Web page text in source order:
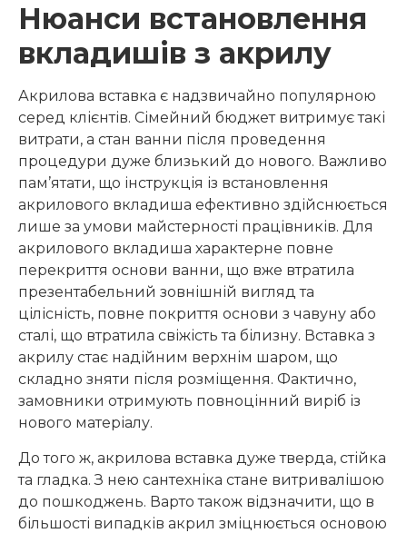
Нюанси встановлення
вкладишів з акрилу
Акрилова вставка є надзвичайно популярною
серед клієнтів. Сімейний бюджет витримує такі
витрати, а стан ванни після проведення
процедури дуже близький до нового. Важливо
пам’ятати, що інструкція із встановлення
акрилового вкладиша ефективно здійснюється
лише за умови майстерності працівників. Для
акрилового вкладиша характерне повне
перекриття основи ванни, що вже втратила
презентабельний зовнішній вигляд та
цілісність, повне покриття основи з чавуну або
сталі, що втратила свіжість та білизну. Вставка з
акрилу стає надійним верхнім шаром, що
складно зняти після розміщення. Фактично,
замовники отримують повноцінний виріб із
нового матеріалу.
До того ж, акрилова вставка дуже тверда, стійка
та гладка. З нею сантехніка стане витривалішою
до пошкоджень. Варто також відзначити, що в
більшості випадків акрил зміцнюється основою